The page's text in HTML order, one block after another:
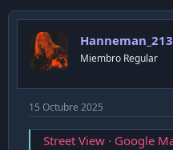
Hanneman_213
Miembro Regular
15 Octubre 2025
Street View · Google